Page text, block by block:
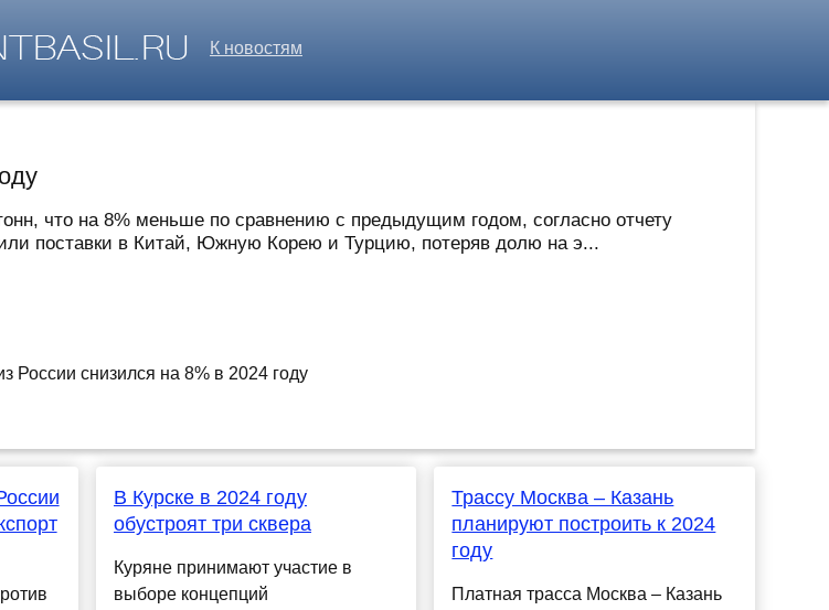
К новостям
что на 8% меньше по сравнению с предыдущим годом, согласно отчету
поставки в Китай, Южную Корею и Турцию, потеряв долю на э...
В Курске в 2024 году
обустроят три сквера
Куряне принимают участие в
выборе концепций
Трассу Москва – Казань
планируют построить к 2024
году
Платная трасса Москва – Казань